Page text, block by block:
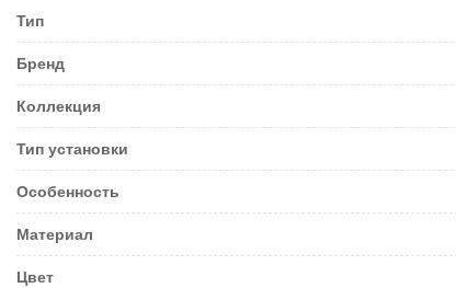
Тип
Бренд
Коллекция
Тип установки
Особенность
Материал
Цвет